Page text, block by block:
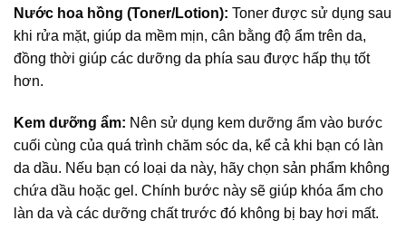
Nước hoa hồng (Toner/Lotion): Toner được sử dụng sau
khi rửa mặt, giúp da mềm mịn, cân bằng độ ẩm trên da,
đồng thời giúp các dưỡng da phía sau được hấp thụ tốt
hơn.
Kem dưỡng ẩm: Nên sử dụng kem dưỡng ẩm vào bước
cuối cùng của quá trình chăm sóc da, kể cả khi bạn có làn
da dầu. Nếu bạn có loại da này, hãy chọn sản phẩm không
chứa dầu hoặc gel. Chính bước này sẽ giúp khóa ẩm cho
làn da và các dưỡng chất trước đó không bị bay hơi mất.